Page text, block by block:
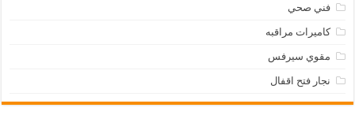
فني صحي
كاميرات مراقبه
مقوي سيرفس
نجار فتح اقفال